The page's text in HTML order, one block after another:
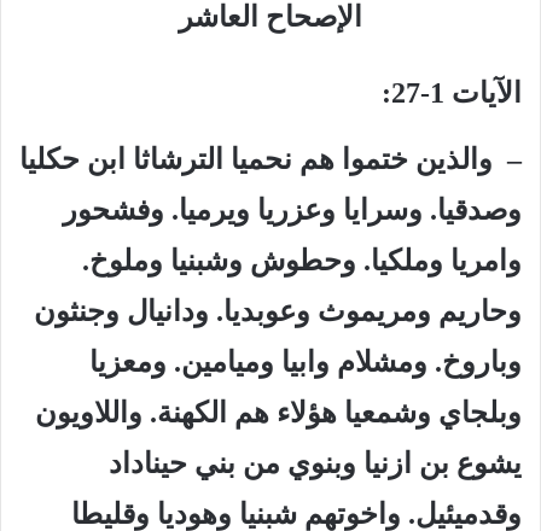
الإصحاح العاشر
الآيات 1-27:
– والذين ختموا هم نحميا الترشاثا ابن حكليا
وصدقيا. وسرايا وعزريا ويرميا. وفشحور
وامريا وملكيا. وحطوش وشبنيا وملوخ.
وحاريم ومريموث وعوبديا. ودانيال وجنثون
وباروخ. ومشلام وابيا وميامين. ومعزيا
وبلجاي وشمعيا هؤلاء هم الكهنة. واللاويون
يشوع بن ازنيا وبنوي من بني حيناداد
وقدميئيل. واخوتهم شبنيا وهوديا وقليطا